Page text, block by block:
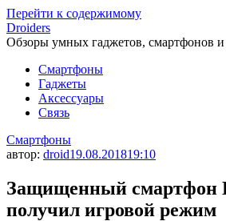
Перейти к содержимому
Droiders
Обзоры умных гаджетов, смартфонов и
Смартфоны
Гаджеты
Аксессуары
Связь
Смартфоны
автор: droid19.08.201819:10
Защищенный смартфон
получил игровой режим